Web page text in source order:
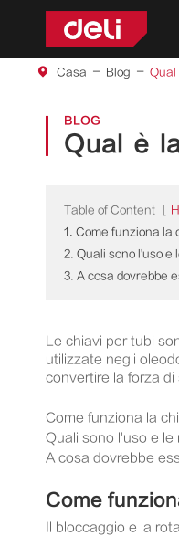
Casa Blog Qual
BLOG
Qual è
Table of Content
1. Come funziona la
2. Quali sono l'uso
3. A cosa dovrebbe
Le chiavi per tubi
utilizzate negli
convertire la forza
Come funziona la
Quali sono l'uso e
A cosa dovrebbe
Come
Il bloccaggio e la